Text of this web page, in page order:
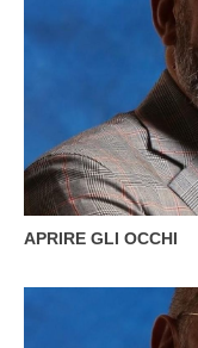
APRIRE GLI OCCHI